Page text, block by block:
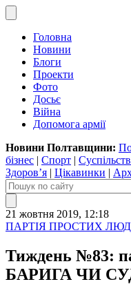
Головна
Новини
Блоги
Проекти
Фото
Досьє
Війна
Допомога армії
Новини Полтавщини:
бізнес | Спорт |
Здоров’я | Цікавинки |
21 жовтня 2019, 12:18
ПАРТІЯ ПРОСТИХ
Тиждень №83:
БАРИГА ЧИ